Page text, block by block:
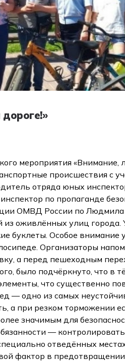
мероприятия «Внимание,
происшествия с
отряда юных
по пропаганде
ОМВД России по
из оживлённых улиц города.
буклеты. Особое
Организаторы
а перед пешеходным
было подчёркнуто, что в
что существенно
— одно из самых
а при резком торможении
значимым для
—
отведённых
фактор в